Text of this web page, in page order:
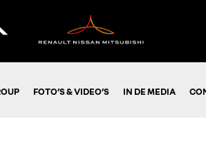
FOTO’S & VIDEO’S IN DE MEDIA